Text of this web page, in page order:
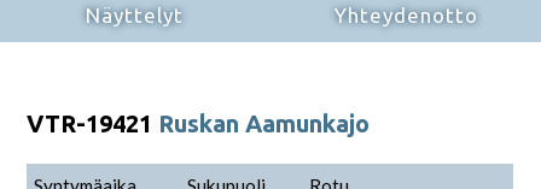
Näyttelyt
Yhteydenotto
VTR-19421 Ruskan Aamunkajo